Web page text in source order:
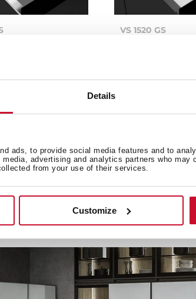
Details
ads, to provide social media features and to
advertising and analytics partners who may
from your use of their services.
Customize
VS 1520 GS